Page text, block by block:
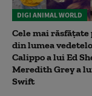
DIGI ANIMAL WORLD
Cele mai
din lumea
Calippo a lui Ed
Meredith Grey a
Swift